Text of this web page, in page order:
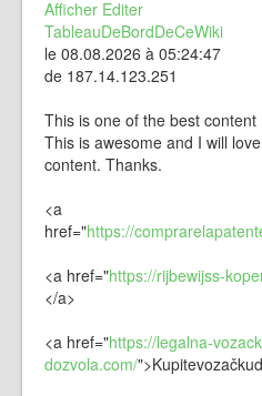
Afficher Editer
TableauDeBordDeCeWiki
le 08.08.2026 à 05:24:47
de 187.14.123.251
This is one of the best content
This is awesome and I will
content. Thanks.
<a
href="https://
<a href="https://rijbewijss-
</a>
<a href="https://legalna-
dozvola.com/